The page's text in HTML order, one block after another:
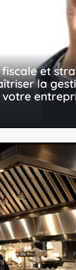
et
la
votre